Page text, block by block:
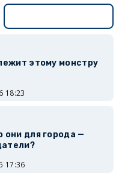
этому монстру
18:23
они для города —
17:36